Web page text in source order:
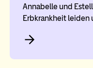
Annabelle und
Erbkrankheit leiden